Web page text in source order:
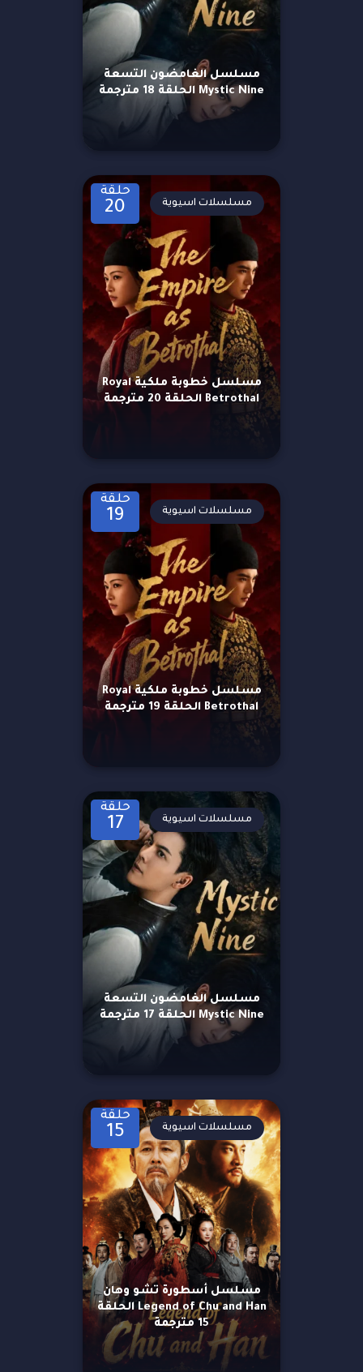
مسلسل الغامضون التسعة
Mystic Nine الحلقة 18 مترجمة
حلقة
20
مسلسل خطوبة ملكية Royal
Betrothal الحلقة 20 مترجمة
مسلسلات اسيوية
حلقة
19
مسلسل خطوبة ملكية Royal
Betrothal الحلقة 19 مترجمة
مسلسلات اسيوية
حلقة
17
مسلسل الغامضون التسعة
Mystic Nine الحلقة 17 مترجمة
مسلسلات اسيوية
حلقة
15
مسلسل أسطورة تشو وهان
Legend of Chu and Han الحلقة
15 مترجمة
مسلسلات اسيوية